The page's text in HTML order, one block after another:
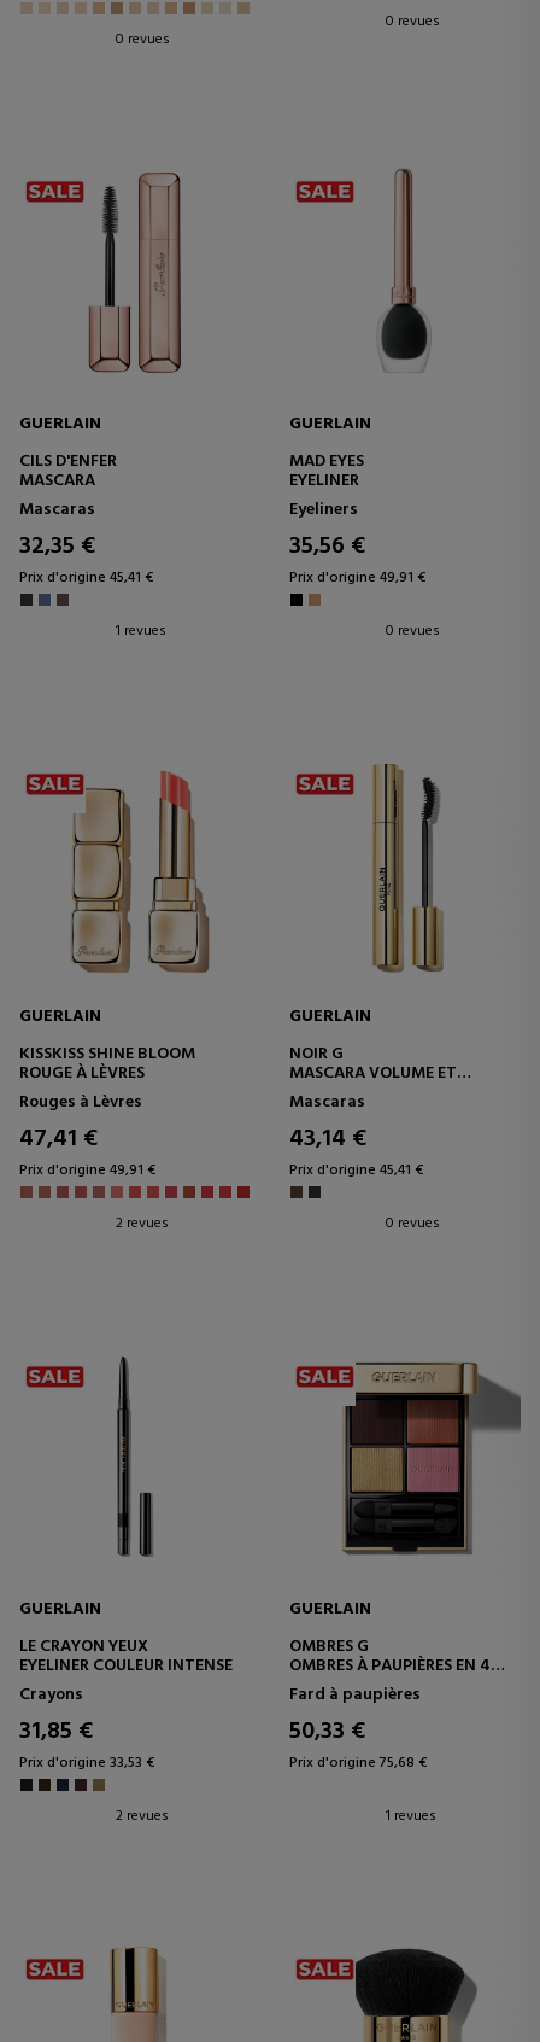
0 revues
0 revues
GUERLAIN
CILS D'ENFER
MASCARA
Mascaras
32,35 €
Prix d'origine 45,41 €
1 revues
GUERLAIN
MAD EYES
EYELINER
Eyeliners
35,56 €
Prix d'origine 49,91 €
0 revues
GUERLAIN
KISSKISS SHINE BLOOM
ROUGE À LÈVRES
Rouges à Lèvres
47,41 €
Prix d'origine 49,91 €
2 revues
GUERLAIN
NOIR G
MASCARA VOLUME ET
COURBURE INTENSE 24H
Mascaras
43,14 €
Prix d'origine 45,41 €
0 revues
GUERLAIN
LE CRAYON YEUX
EYELINER COULEUR INTENSE
Crayons
31,85 €
Prix d'origine 33,53 €
2 revues
GUERLAIN
OMBRES G
OMBRES À PAUPIÈRES EN 4
TEINTES
Fard à paupières
50,33 €
Prix d'origine 75,68 €
1 revues